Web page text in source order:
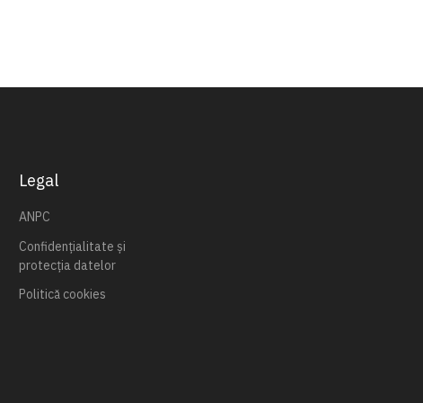
Legal
ANPC
Confidențialitate și
protecția datelor
Politică cookies